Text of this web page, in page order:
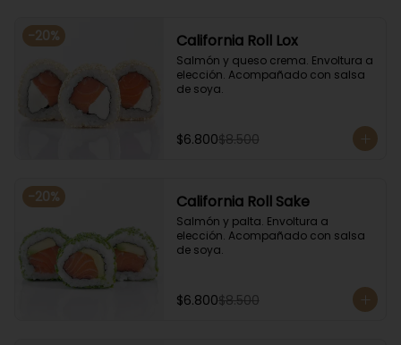
-20% California Roll Lox
Salmón y queso crema. Envoltura a
elección. Acompañado con salsa
de soya.
$6.800$8.500
-20% California Roll Sake
Salmón y palta. Envoltura a
elección. Acompañado con salsa
de soya.
$6.800$8.500